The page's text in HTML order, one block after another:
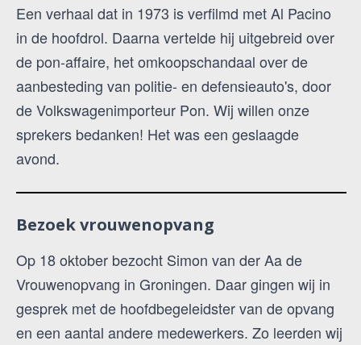
Een verhaal dat in 1973 is verfilmd met Al Pacino
in de hoofdrol. Daarna vertelde hij uitgebreid over
de pon-affaire, het omkoopschandaal over de
aanbesteding van politie- en defensieauto's, door
de Volkswagenimporteur Pon. Wij willen onze
sprekers bedanken! Het was een geslaagde
avond.
Bezoek vrouwenopvang
Op 18 oktober bezocht Simon van der Aa de
Vrouwenopvang in Groningen. Daar gingen wij in
gesprek met de hoofdbegeleidster van de opvang
en een aantal andere medewerkers. Zo leerden wij